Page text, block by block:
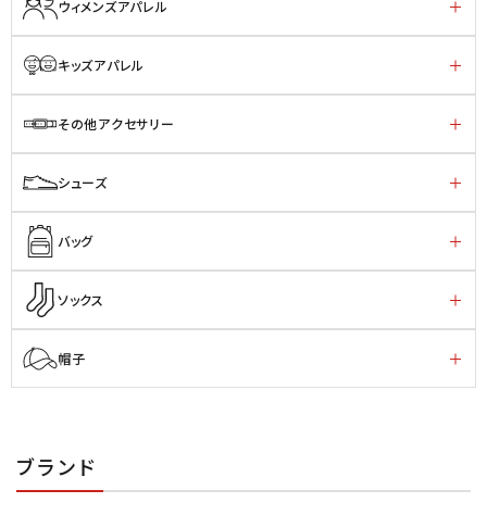
ウィメンズアパレル
キッズアパレル
その他アクセサリー
シューズ
バッグ
ソックス
帽子
ブランド